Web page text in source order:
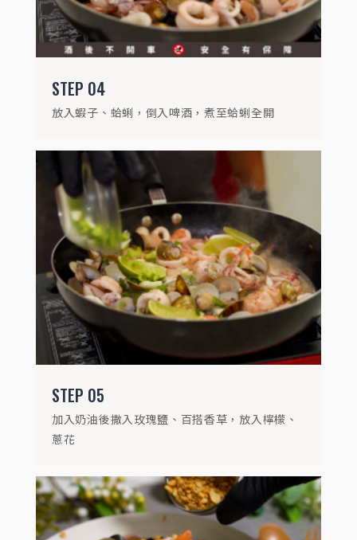
STEP 04
放入蝦子、蛤蜊，倒入啤酒，煮至蛤蜊全開
STEP 05
加入奶油後撒入玫瑰鹽、百搭香草，放入檸檬、
蔥花
起鍋後撒上花生碎即完成